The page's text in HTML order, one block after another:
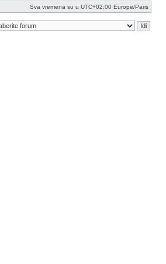
Sva vremena su u UTC+02:00 Europe/Paris